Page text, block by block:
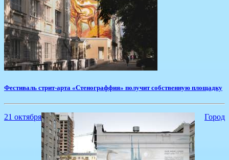
Фестиваль стрит-арта «Стенограффия» получит собственную площадку
21 октября Город